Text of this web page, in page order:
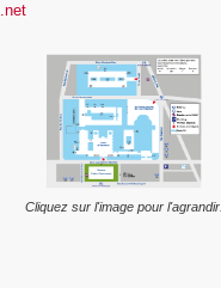
Cliquez sur l'image pour l'agrandir.